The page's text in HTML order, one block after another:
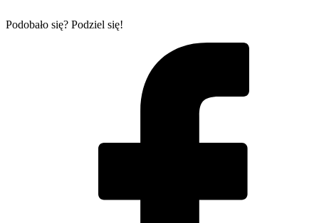
Podobało się? Podziel się!